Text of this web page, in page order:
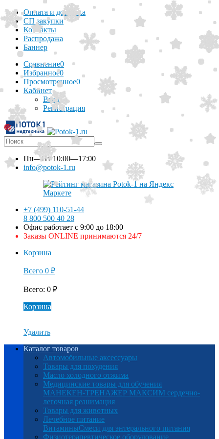
Оплата и доставка
СП закупки
Контакты
Распродажа
Баннер
Сравнение0
Избранное0
Просмотренное0
Кабинет
Вход
Регистрация
Пн—Пт10:00—17:00
info@potok-1.ru
+7 (499) 110-51-44
8 800 500 40 28
Офис работает с 9:00 до 18:00
Заказы ONLINE принимаются 24/7
Корзина
Всего 0 ₽
Всего: 0 ₽
Корзина
Удалить
Каталог товаров
Автомобильные аксессуары
Товары для похудения
Масло холодного отжима
Медицинские товары для обучения
МАНЕКЕН-ТРЕНАЖЕР МАКСИМ сердечно-
легочная реанимация
Товары для животных
Лечебное питание
ВитаминыСмеси для энтерального питания
Физиотерапевтическое оборудование